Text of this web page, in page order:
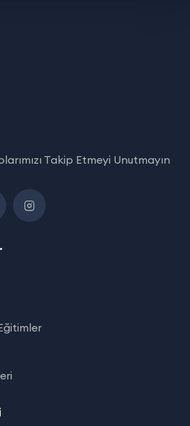
Takip Etmeyi Unutmayın